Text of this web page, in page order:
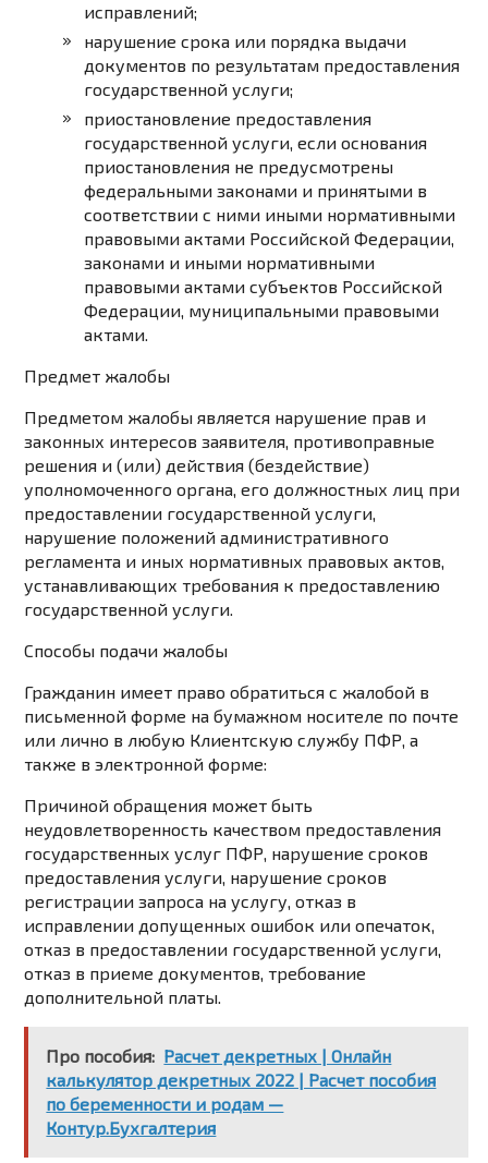
исправлений;
нарушение срока или порядка выдачи
документов по результатам предоставления
государственной услуги;
приостановление предоставления
государственной услуги, если основания
приостановления не предусмотрены
федеральными законами и принятыми в
соответствии с ними иными нормативными
правовыми актами Российской Федерации,
законами и иными нормативными
правовыми актами субъектов Российской
Федерации, муниципальными правовыми
актами.
Предмет жалобы
Предметом жалобы является нарушение прав и
законных интересов заявителя, противоправные
решения и (или) действия (бездействие)
уполномоченного органа, его должностных лиц при
предоставлении государственной услуги,
нарушение положений административного
регламента и иных нормативных правовых актов,
устанавливающих требования к предоставлению
государственной услуги.
Способы подачи жалобы
Гражданин имеет право обратиться с жалобой в
письменной форме на бумажном носителе по почте
или лично в любую Клиентскую службу ПФР, а
также в электронной форме:
Причиной обращения может быть
неудовлетворенность качеством предоставления
государственных услуг ПФР, нарушение сроков
предоставления услуги, нарушение сроков
регистрации запроса на услугу, отказ в
исправлении допущенных ошибок или опечаток,
отказ в предоставлении государственной услуги,
отказ в приеме документов, требование
дополнительной платы.
Про пособия: Расчет декретных | Онлайн
калькулятор декретных 2022 | Расчет пособия
по беременности и родам —
Контур.Бухгалтерия